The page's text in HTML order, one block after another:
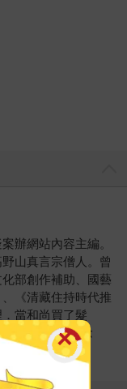
辦網站內容主編。
山真言宗僧人。曾
部創作補助、國藝
《清藏住持時代推
當和尚買了髮
散文《違憲紀念